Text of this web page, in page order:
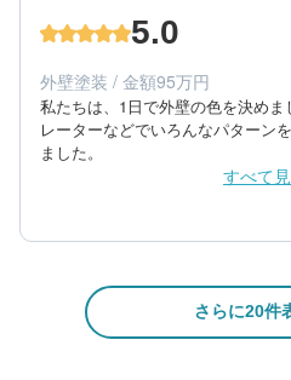
40代/男性/一戸建て
築年数：10年
5.0
外壁塗装 / 金額95万円
私たちは、1日で外壁の色を決めま
レーターなどでいろんなパターン
ました。
すべて
担当者 5
40代/男性/一戸建て
エリア：福岡県春日市
築年数：10年
さらに20件